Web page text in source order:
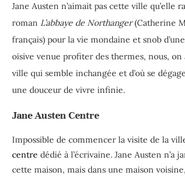
Jane Austen n’aimait pas cette ville qu’elle
roman L’abbaye de Northanger(Catherine
français) pour la vie mondaine et snob
oisive venue profiter des thermes, nous, on
ville qui semble inchangée et d’où se
une douceur de vivre infinie.
Jane Austen Centre
Impossible de commencer la visite de la
centre dédié à l’écrivaine. Jane Austen n’a
cette maison, mais dans une maison